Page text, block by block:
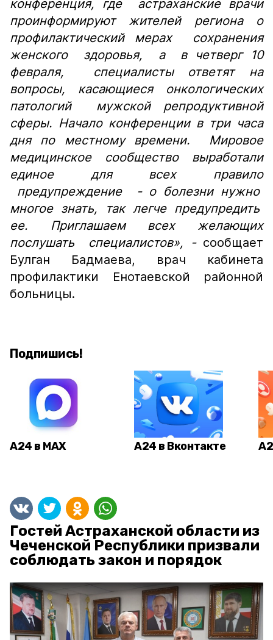
конференция, где астраханские врачи
проинформируют жителей региона о
профилактический мерах сохранения
женского здоровья, а в четверг 10
февраля, специалисты ответят на
вопросы, касающиеся онкологических
патологий мужской репродуктивной
сферы. Начало конференции в три часа
дня по местному времени. Мировое
медицинское сообщество выработали
единое для всех правило
предупреждение - о болезни нужно
многое знать, так легче предупредить
ее. Приглашаем всех желающих
послушать специалистов»,
- сообщает
Булган Бадмаева, врач кабинета
профилактики Енотаевской районной
больницы.
Подпишись!
А24 в MAX А24 в Вконтакте
Гостей Астраханской области из
Чеченской Республики призвали
соблюдать закон и порядок